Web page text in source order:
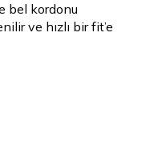
bel kordonu
ve hızlı bir fit’e